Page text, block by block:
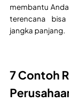
membantu
terencana
jangka panjang.
7 Contoh